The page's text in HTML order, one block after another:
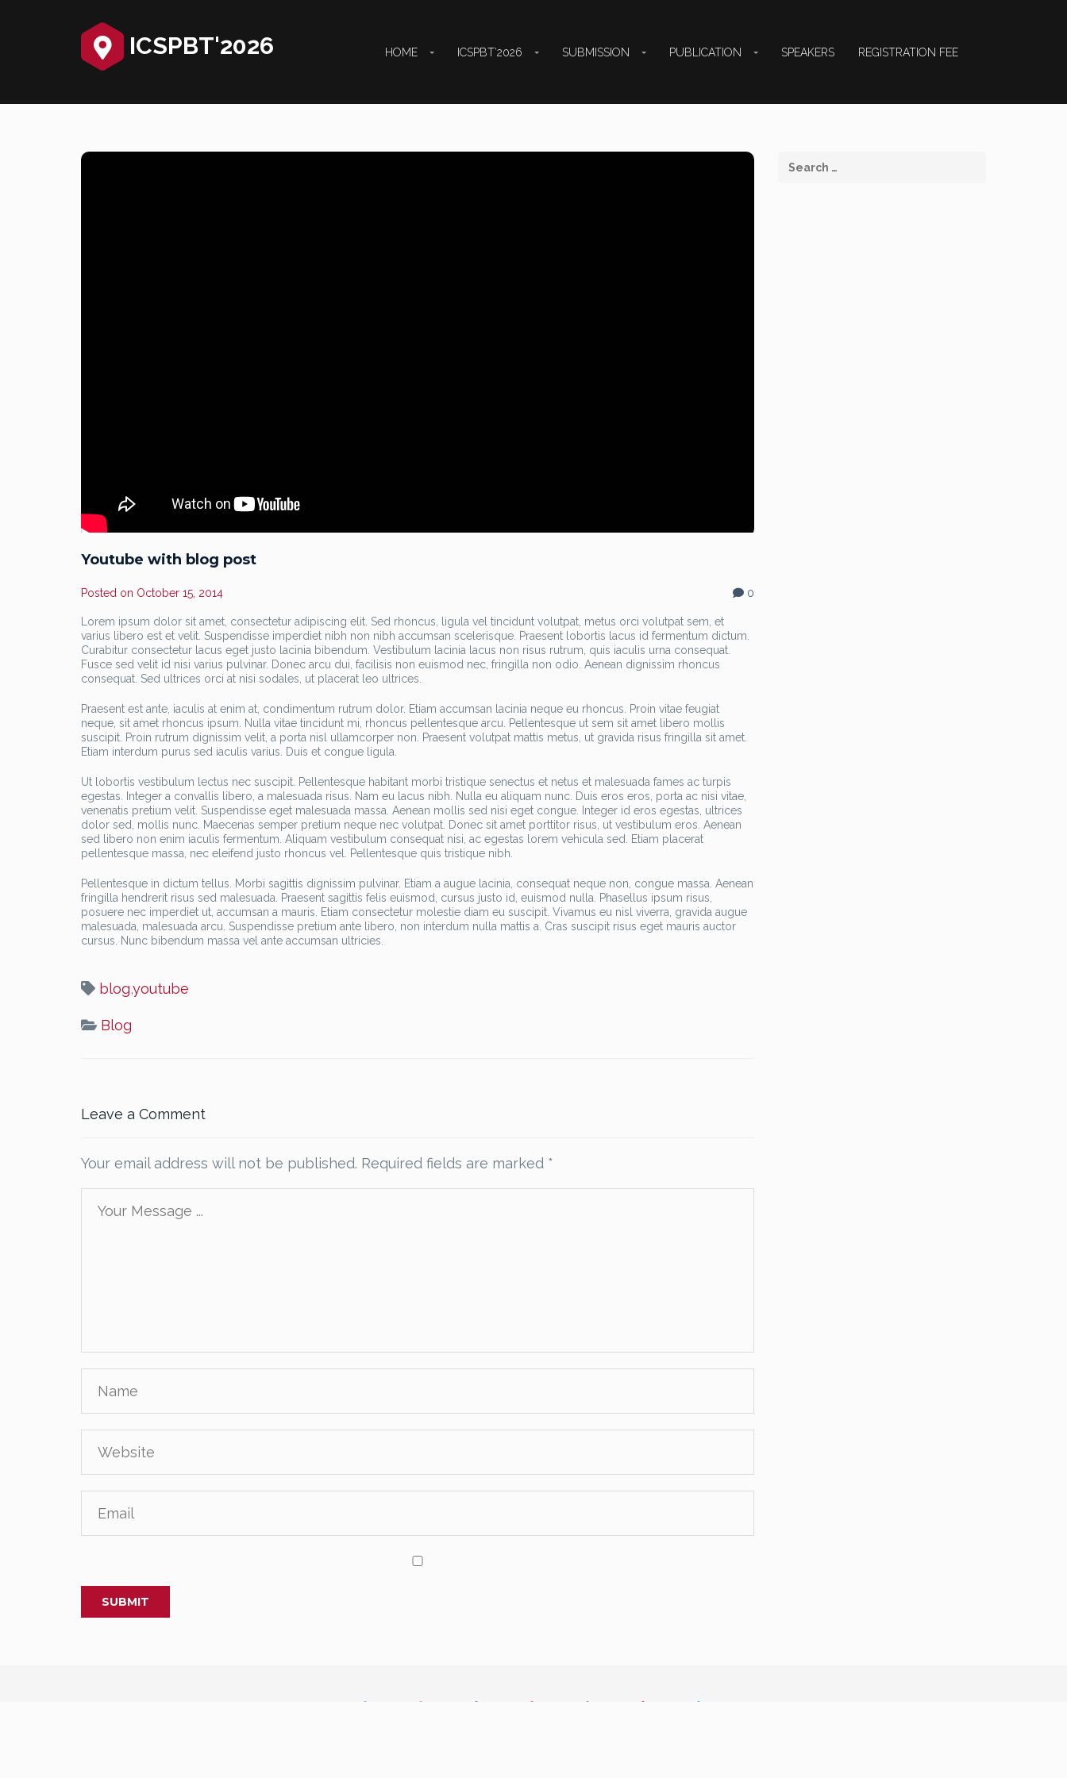
ICSPBT'2026 HOME ICSPBT’2026 SUBMISSION PUBLICATION SPEAKERS REGISTRATION FEE
Youtube with blog post
Posted on October 15, 2014 0
Lorem ipsum dolor sit amet, consectetur adipiscing elit. Sed rhoncus, ligula vel tincidunt volutpat, metus orci volutpat sem, et
varius libero est et velit. Suspendisse imperdiet nibh non nibh accumsan scelerisque. Praesent lobortis lacus id fermentum dictum.
Curabitur consectetur lacus eget justo lacinia bibendum. Vestibulum lacinia lacus non risus rutrum, quis iaculis urna consequat.
Fusce sed velit id nisi varius pulvinar. Donec arcu dui, facilisis non euismod nec, fringilla non odio. Aenean dignissim rhoncus
consequat. Sed ultrices orci at nisi sodales, ut placerat leo ultrices.
Praesent est ante, iaculis at enim at, condimentum rutrum dolor. Etiam accumsan lacinia neque eu rhoncus. Proin vitae feugiat
neque, sit amet rhoncus ipsum. Nulla vitae tincidunt mi, rhoncus pellentesque arcu. Pellentesque ut sem sit amet libero mollis
suscipit. Proin rutrum dignissim velit, a porta nisl ullamcorper non. Praesent volutpat mattis metus, ut gravida risus fringilla sit amet.
Etiam interdum purus sed iaculis varius. Duis et congue ligula.
Ut lobortis vestibulum lectus nec suscipit. Pellentesque habitant morbi tristique senectus et netus et malesuada fames ac turpis
egestas. Integer a convallis libero, a malesuada risus. Nam eu lacus nibh. Nulla eu aliquam nunc. Duis eros eros, porta ac nisi vitae,
venenatis pretium velit. Suspendisse eget malesuada massa. Aenean mollis sed nisi eget congue. Integer id eros egestas, ultrices
dolor sed, mollis nunc. Maecenas semper pretium neque nec volutpat. Donec sit amet porttitor risus, ut vestibulum eros. Aenean
sed libero non enim iaculis fermentum. Aliquam vestibulum consequat nisi, ac egestas lorem vehicula sed. Etiam placerat
pellentesque massa, nec eleifend justo rhoncus vel. Pellentesque quis tristique nibh.
Pellentesque in dictum tellus. Morbi sagittis dignissim pulvinar. Etiam a augue lacinia, consequat neque non, congue massa. Aenean
fringilla hendrerit risus sed malesuada. Praesent sagittis felis euismod, cursus justo id, euismod nulla. Phasellus ipsum risus,
posuere nec imperdiet ut, accumsan a mauris. Etiam consectetur molestie diam eu suscipit. Vivamus eu nisl viverra, gravida augue
malesuada, malesuada arcu. Suspendisse pretium ante libero, non interdum nulla mattis a. Cras suscipit risus eget mauris auctor
cursus. Nunc bibendum massa vel ante accumsan ultricies.
blog,youtube
Blog
Leave a Comment
Your email address will not be published. Required fields are marked *